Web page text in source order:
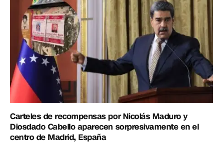
Carteles de recompensas por Nicolás Maduro y
Diosdado Cabello aparecen sorpresivamente en el
centro de Madrid, España